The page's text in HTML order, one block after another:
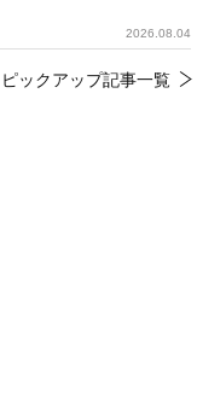
2026.08.04
ピックアップ記事一覧